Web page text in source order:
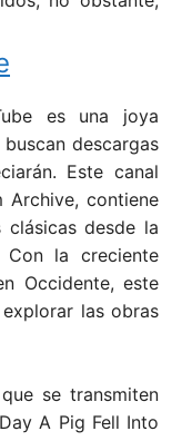
es una joya
descargas
Este canal
Archive, contiene
clásicas desde la
la creciente
Occidente, este
las obras
se transmiten
A Pig Fell Into